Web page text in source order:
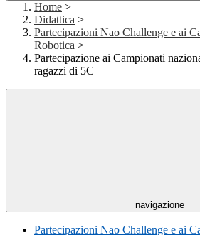
Home >
Didattica >
Partecipazioni Nao Challenge e ai
Robotica >
Partecipazione ai Campionati
ragazzi di 5C
navigazione
Partecipazioni Nao Challenge e ai